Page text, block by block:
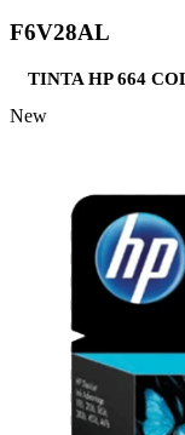
F6V28AL
TINTA HP 664
New